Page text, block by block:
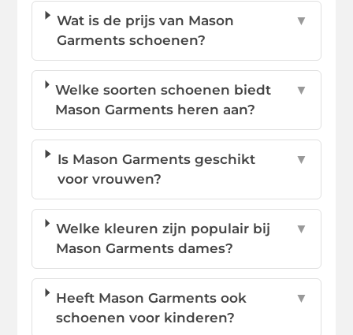
Wat is de prijs van Mason
Garments schoenen?
▼
Welke soorten schoenen biedt
Mason Garments heren aan?
▼
Is Mason Garments geschikt
voor vrouwen?
▼
Welke kleuren zijn populair bij
Mason Garments dames?
▼
Heeft Mason Garments ook
schoenen voor kinderen?
▼